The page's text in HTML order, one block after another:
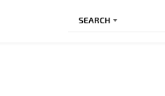
SEARCH